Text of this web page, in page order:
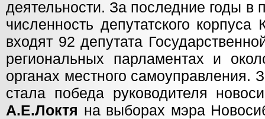
деятельности. За последние годы в
численность депутатского
входят 92 депутата
региональных парламентах и
органах местного самоуправления.
стала победа руководителя
А.Е.Локтя на выборах мэра